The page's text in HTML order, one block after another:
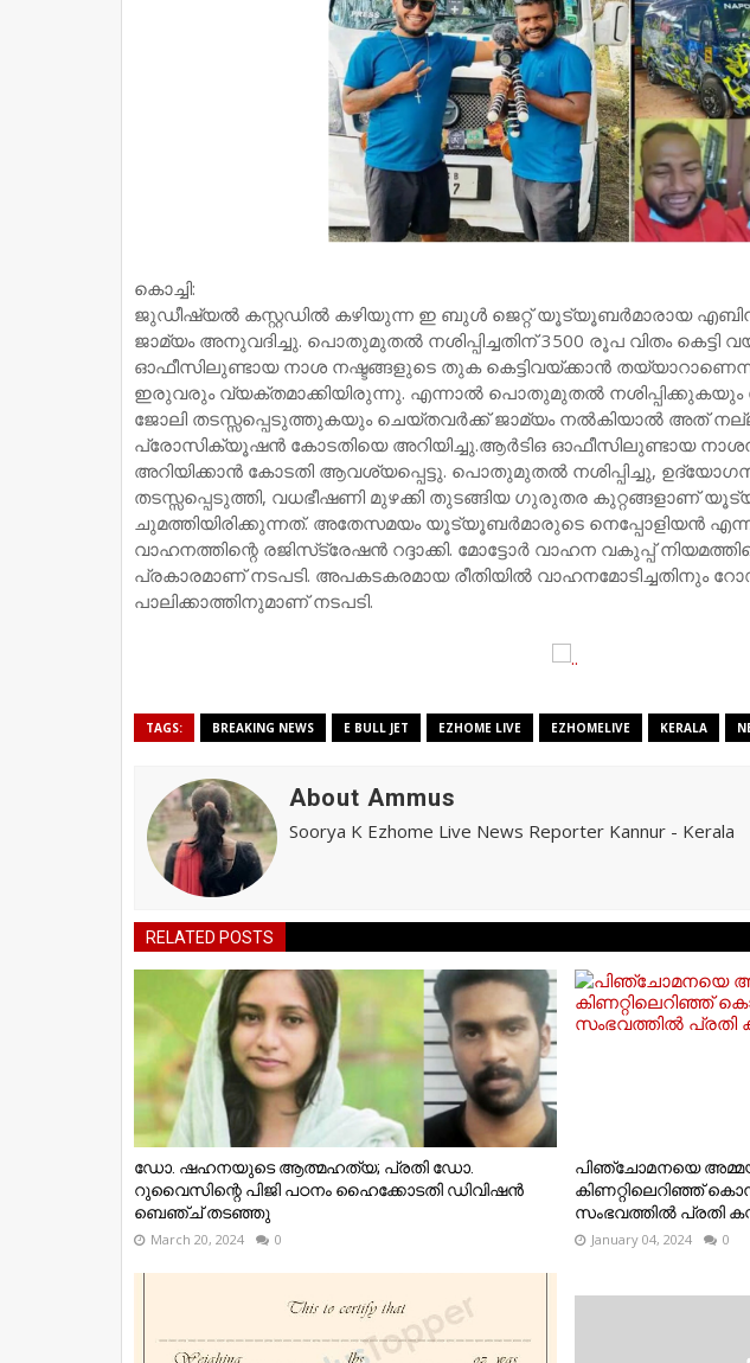
കൊച്ചി:
ജുഡീഷ്യല്‍ കസ്റ്റഡില്‍ കഴിയുന്ന ഇ ബുള്‍ ജെറ്റ് യൂട്യൂബര്‍മാരായ എബിന്‍,
ജാമ്യം അനുവദിച്ചു. പൊതുമുതല്‍ നശിപ്പിച്ചതിന് 3500 രൂപ വിതം കെട്ടി
ഓഫീസിലുണ്ടായ നാശ നഷ്ടങ്ങളുടെ തുക കെട്ടിവയ്ക്കാന്‍
ഇരുവരും വ്യക്തമാക്കിയിരുന്നു. എന്നാല്‍ പൊതുമുതല്‍ നശിപ്പിക്കുകയും
ജോലി തടസ്സപ്പെടുത്തുകയും ചെയ്തവര്‍ക്ക് ജാമ്യം നല്‍കിയാല്‍ അത്
പ്രോസിക്യൂഷന്‍ കോടതിയെ അറിയിച്ചു.ആര്‍ടിഒ ഓഫീസിലുണ്ടായ
അറിയിക്കാന്‍ കോടതി ആവശ്യപ്പെട്ടു. പൊതുമുതല്‍ നശിപ്പിച്ചു,
തടസ്സപ്പെടുത്തി, വധഭീഷണി മുഴക്കി തുടങ്ങിയ ഗുരുതര കുറ്റങ്ങളാണ്
ചുമത്തിയിരിക്കുന്നത്. അതേസമയം യൂട്യൂബര്‍മാരുടെ നെപ്പോളിയന്‍ എന്ന്
വാഹനത്തിന്റെ രജിസ്‌ട്രേഷന്‍ റദ്ദാക്കി. മോട്ടോര്‍ വാഹന വകുപ്പ്
പ്രകാരമാണ് നടപടി. അപകടകരമായ രീതിയില്‍ വാഹനമോടിച്ചതിനും
പാലിക്കാത്തിനുമാണ് നടപടി.
TAGS: BREAKING NEWS E BULL JET EZHOME LIVE EZHOMELIVE KERALA
About Ammus
Soorya K Ezhome Live News Reporter Kannur - Kerala
RELATED POSTS
ഡോ. ഷഹനയുടെ ആത്മഹത്യ; പ്രതി ഡോ.
റുവൈസിന്റെ പിജി പഠനം ഹൈക്കോടതി ഡിവിഷന്‍
ബെഞ്ച് തടഞ്ഞു
March 20, 2024 0
പിഞ്ചോമനയെ
കിണറ്റിലെറിഞ്ഞ്
സംഭവത്തില്‍ പ്രതി
January 04, 2024 0